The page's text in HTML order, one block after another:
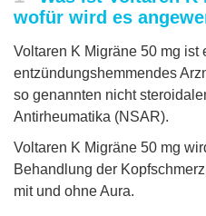
wofür wird es
Voltaren K Migräne 50 mg ist
entzündungshemmendes
so genannten nicht
Antirheumatika (NSAR).
Voltaren K Migräne 50 mg
Behandlung der
mit und ohne Aura.